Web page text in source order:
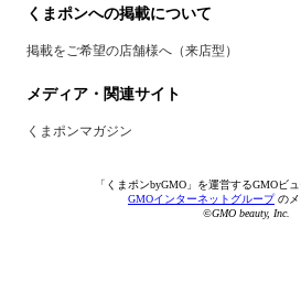
くまポンへの掲載について
掲載をご希望の店舗様へ（来店型）
メディア・関連サイト
くまポンマガジン
「くまポンbyGMO」を運営するGMOビ
GMOインターネットグループのメ
©GMO beauty, Inc.